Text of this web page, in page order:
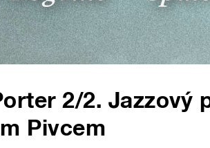
2/2. Jazzový
Pivcem